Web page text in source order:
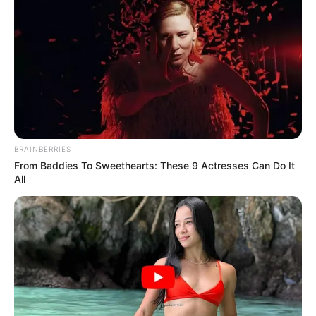
Θύμα εκβιασμού έπεσε ανήλικος – Άγνωστος
κοινοποίησε προσωπικές του στιγμές
21/09/2024, 13:19 1 min read
NEWSLETTER
Οι σημαντικότερες ειδήσεις κάθε πρωί.
POPULAR TOPICS
Featured Τροχαίο Θεσσαλονίκη Φωτιά
Εύβοια
Κρήτη
Σύλληψη Πάτρα
Τέμπη
BRAINBERRIES
From Baddies To Sweethearts: These 9 Actresses Can Do It
All